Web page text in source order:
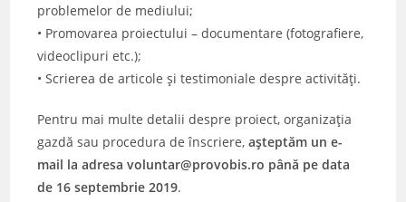
problemelor de mediului;
• Promovarea proiectului – documentare (fotografiere,
videoclipuri etc.);
• Scrierea de articole și testimoniale despre activități.
Pentru mai multe detalii despre proiect, organizația
gazdă sau procedura de înscriere,așteptăm un e-
mail la adresa voluntar@provobis.ro până pe data
de 16 septembrie 2019.